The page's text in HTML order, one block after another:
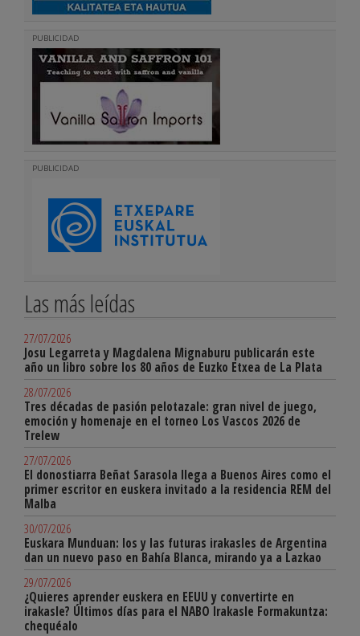
PUBLICIDAD
PUBLICIDAD
Las más leídas
27/07/2026
Josu Legarreta y Magdalena Mignaburu publicarán este
año un libro sobre los 80 años de Euzko Etxea de La Plata
28/07/2026
Tres décadas de pasión pelotazale: gran nivel de juego,
emoción y homenaje en el torneo Los Vascos 2026 de
Trelew
27/07/2026
El donostiarra Beñat Sarasola llega a Buenos Aires como el
primer escritor en euskera invitado a la residencia REM del
Malba
30/07/2026
Euskara Munduan: los y las futuras irakasles de Argentina
dan un nuevo paso en Bahía Blanca, mirando ya a Lazkao
29/07/2026
¿Quieres aprender euskera en EEUU y convertirte en
irakasle? Últimos días para el NABO Irakasle Formakuntza:
chequéalo